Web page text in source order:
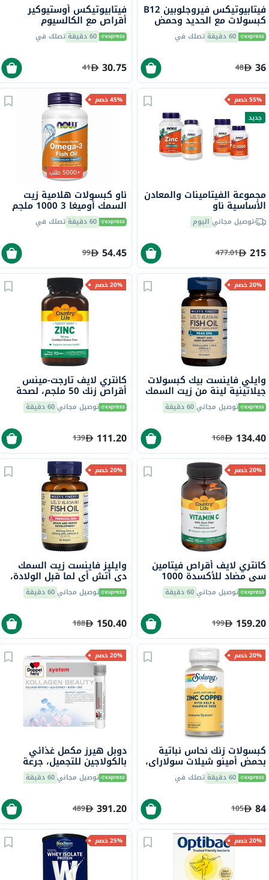
فيتابيوتيكس فيروجلوبين B12
كبسولات مع الحديد وحمض
الفوليك وفيتامين B12
لمحاربة التعب، 30 كبسولة
60 دقيقة تصلك في
36
48
فيتابيوتيكس أوستيوكير
أقراص مع الكالسيوم
والزنك لقوة العظام، 30 قرص
60 دقيقة تصلك في
30.75
41
55% خصم
جديد
مجموعة الفيتامينات والمعادن
الأساسية ناو
توصيل مجاني اليوم
215
477.01
45% خصم
+5000 طلب
ناو كبسولات هلامية زيت
السمك أوميغا 3 1000 ملجم
180 EPA / 120 DHA حزمة من
100 60 دقيقة تصلك في
54.45
99
20% خصم
وايلي فاينست بيك كبسولات
جيلاتينية لينة من زيت السمك
أوميغا 3 بتركيز 1000 ملجم
من حمض إيكوسابنتينويك
توصيل مجاني60 دقيقة
134.40
168
20% خصم
كانتري لايف تارجت-مينس
أقراص زنك 50 ملجم، لصحة
المناعة، حزمة من 90
توصيل مجاني60 دقيقة
111.20
139
20% خصم
كانتري لايف أقراص فيتامين
سي مضاد للأكسدة 1000
ملجم مع ثمر الورد لدعم
المناعة، حزمة من 90
توصيل مجاني60 دقيقة
159.20
199
20% خصم
وايليز فاينست زيت السمك
دي أتش أي لما قبل الولادة،
حزمة 60 توصيل مجاني60 دقيقة
150.40
188
20% خصم
كبسولات زنك نحاس نباتية
بحمض أمينو شيلات سولاراي،
100 كبسولة 60 دقيقة تصلك في
84
105
20% خصم
دوبل هيرز مكمل غذائي
بالكولاجين للتجميل، جرعة
واحدة في قارورة قابلة
للشرب، حزمة من 30
توصيل مجاني60 دقيقة
391.20
489
20% خصم 25% خصم